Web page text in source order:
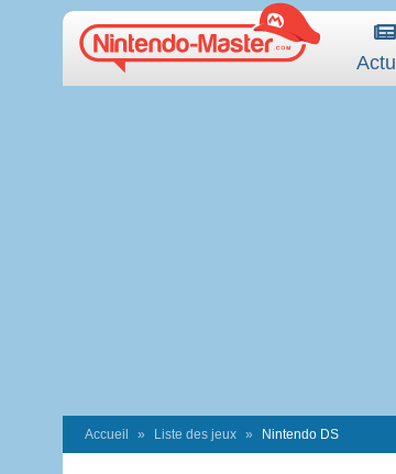
Actu
Accueil Liste des jeux Nintendo DS